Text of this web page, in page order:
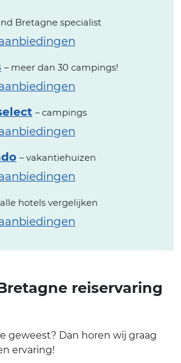
Bretagne specialist
– meer dan 30 campings!
– campings
– vakantiehuizen
hotels vergelijken
reiservaring
geweest? Dan horen wij graag
ervaring!